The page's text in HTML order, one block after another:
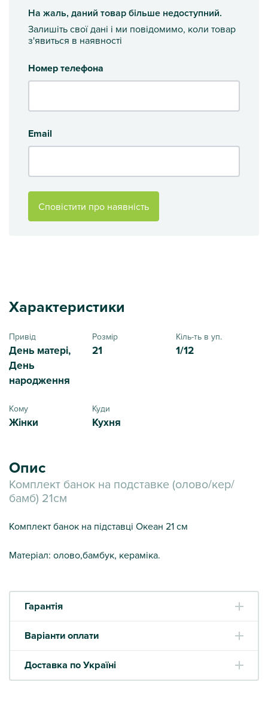
На жаль, даний товар більше недоступний.
Залишіть свої дані і ми повідомимо, коли товар
з'явиться в наявності
Номер телефона
Email
Сповістити про наявність
Характеристики
Привід
День матері,
День
народження
Розмір
21
Кіль-ть в уп.
1/12
Кому
Жінки
Куди
Кухня
Опис
Комплект банок на подставке (олово/кер/
бамб) 21см
Комплект банок на підставці Океан 21 см
Матеріал: олово,бамбук, кераміка.
Гарантія
Варіанти оплати
Доставка по Україні